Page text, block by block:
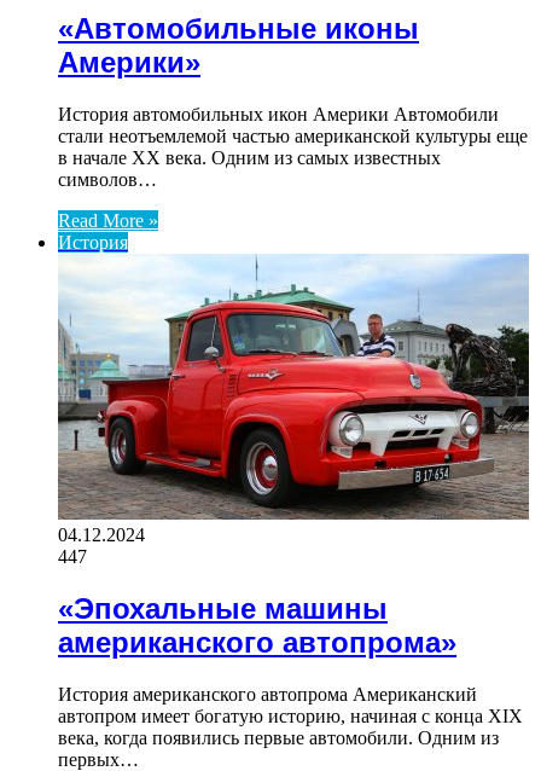
«Автомобильные иконы
Америки»
История автомобильных икон Америки Автомобили
стали неотъемлемой частью американской культуры еще
в начале XX века. Одним из самых известных
символов…
Read More »
История
04.12.2024
447
«Эпохальные машины
американского автопрома»
История американского автопрома Американский
автопром имеет богатую историю, начиная с конца XIX
века, когда появились первые автомобили. Одним из
первых…